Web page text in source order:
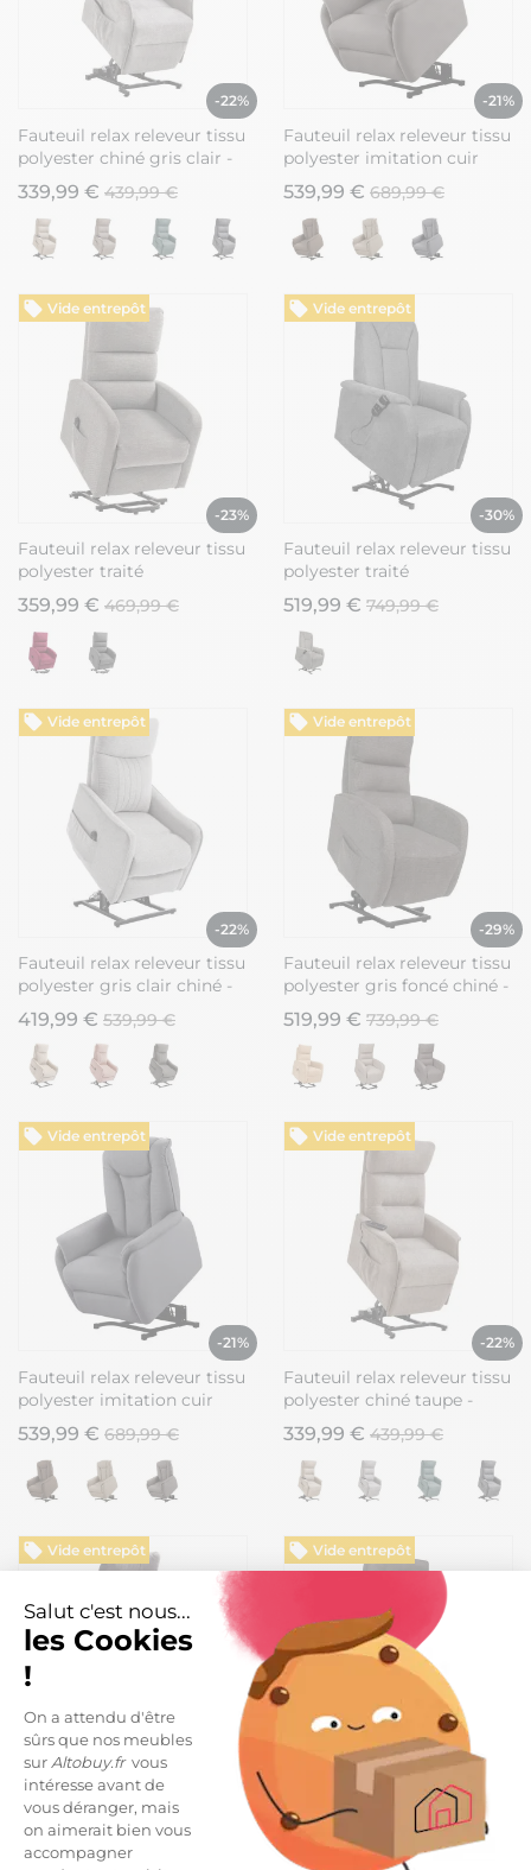
Salut c'est nous...
les Cookies
!
On a attendu d'être
sûrs que nos meubles
sur Altobuy.frvous
intéresse avant de
vous déranger, mais
on aimerait bien vous
accompagner
-22%
Fauteuil relax releveur tissu
polyester chiné gris clair -
SALVADOR
339,99 € 439,99 €
-21%
Fauteuil relax releveur tissu
polyester imitation cuir
gris marbré - PANAME
539,99 € 689,99 €
Vide entrepôt
-23%
Fauteuil relax releveur tissu
polyester traité
hydrophobe taupe - TIKSI
359,99 € 469,99 €
Vide entrepôt
-30%
Fauteuil relax releveur tissu
polyester traité
hydrophobe gris - NARVIK
519,99 € 749,99 €
Vide entrepôt
-22%
Fauteuil relax releveur tissu
polyester gris clair chiné -
BETTA
419,99 € 539,99 €
Vide entrepôt
-29%
Fauteuil relax releveur tissu
polyester gris foncé chiné -
NYMPHAEA
519,99 € 739,99 €
Vide entrepôt
-21%
Fauteuil relax releveur tissu
polyester imitation cuir
gris foncé - PANAME
539,99 € 689,99 €
Vide entrepôt
-22%
Fauteuil relax releveur tissu
polyester chiné taupe -
SALVADOR
339,99 € 439,99 €
Vide entrepôt
-20%
Fauteuil modèle L relax
releveur tissu polyester
imitation cuir gris -
PLEGAR
639,99 €799,99 €
Vide entrepôt
-21%
Fauteuil modèle S relax
releveur tissu polyester
imitation cuir taupe -
EVENN
599,99 €759,99 €